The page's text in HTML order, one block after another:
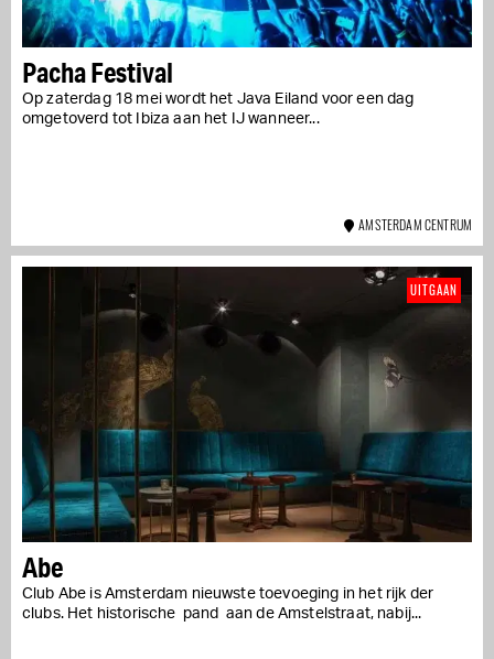
Pacha Festival
Op zaterdag 18 mei wordt het Java Eiland voor een dag
omgetoverd tot Ibiza aan het IJ wanneer...
AMSTERDAM CENTRUM
Abe
Club Abe is Amsterdam nieuwste toevoeging in het rijk der
clubs. Het historische pand aan de Amstelstraat, nabij...
UITGAAN